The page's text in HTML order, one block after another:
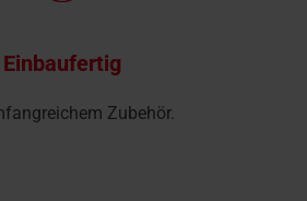
Einbaufertig
Zubehör.